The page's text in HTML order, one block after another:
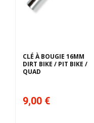
CLÉ À BOUGIE 16MM
DIRT BIKE / PIT BIKE /
QUAD
9,00 €